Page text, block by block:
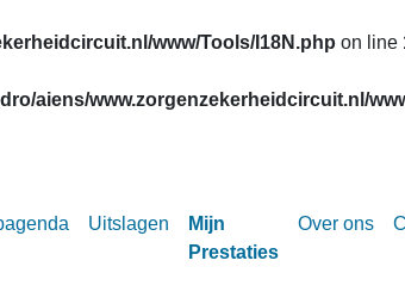
www/Tools/I18N.php on line
aiens/www.zorgenzekerheidcircuit.nl/
Uitslagen
Mijn
Prestaties
Over ons